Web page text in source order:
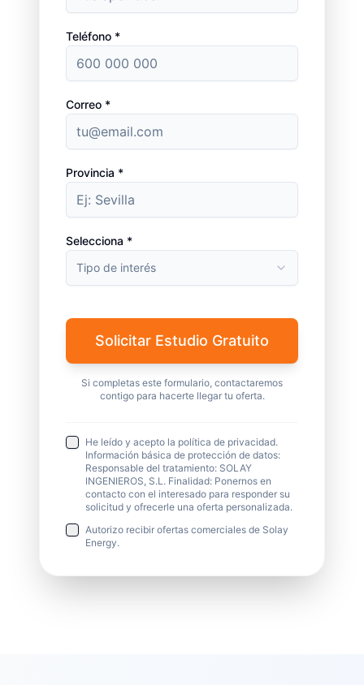
Teléfono *
Correo *
Provincia *
Selecciona *
Tipo de interés
Solicitar Estudio Gratuito
Si completas este formulario, contactaremos
contigo para hacerte llegar tu oferta.
He leído y acepto la política de privacidad.
Información básica de protección de datos:
Responsable del tratamiento: SOLAY
INGENIEROS, S.L. Finalidad: Ponernos en
contacto con el interesado para responder su
solicitud y ofrecerle una oferta personalizada.
Autorizo recibir ofertas comerciales de Solay
Energy.